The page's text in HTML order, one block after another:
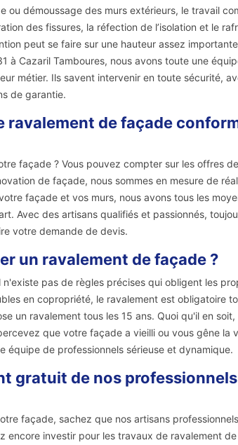
ou démoussage des murs extérieurs, le travail
des fissures, la réfection de l’isolation et le
peut se faire sur une hauteur assez
à Cazaril Tamboures, nous avons toute une
métier. Ils savent intervenir en toute sécurité,
de garantie.
ravalement de façade
façade ? Vous pouvez compter sur les offres
de façade, nous sommes en mesure de
façade et vos murs, nous avons tous les
Avec des artisans qualifiés et passionnés,
votre demande de devis.
un ravalement de façade ?
n'existe pas de règles précises qui obligent les
en copropriété, le ravalement est obligatoire
un ravalement tous les 15 ans. Quoi qu'il en
que votre façade a vieilli ou vous gêne la
équipe de professionnels sérieuse et dynamique.
gratuit de nos
façade, sachez que nos artisans
encore investir pour les travaux de ravalement